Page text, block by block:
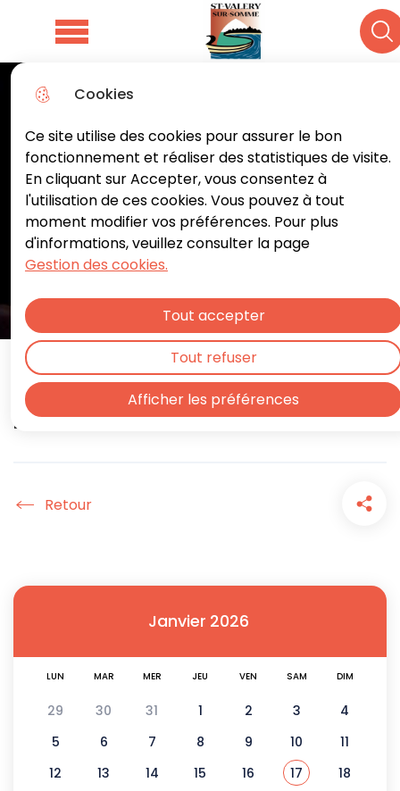
Cookies
Ce site utilise des cookies pour assurer le bon
fonctionnement et réaliser des statistiques de visite.
En cliquant sur Accepter, vous consentez à
l'utilisation de ces cookies. Vous pouvez à tout
moment modifier vos préférences. Pour plus
d'informations, veuillez consulter la page
Gestion des cookies.
Afficher les préférences
Tout accepter
Tout refuser
Aller
au
Aller au
contenu
principal
Consulter
le plan du
Menu principal
Théâtre Saison 25-26 à l'Entrepôt des Sels
« Le Cid » par Cœur de Scène
Productions
Accueil
Janvier 2026
LUN MAR MER JEU VEN SAM DIM
29 30 31 1 2 3
4
5
6 7 8 9 10
11
12
13 14 15 16 Voir tous les
17Janvier 2026
18